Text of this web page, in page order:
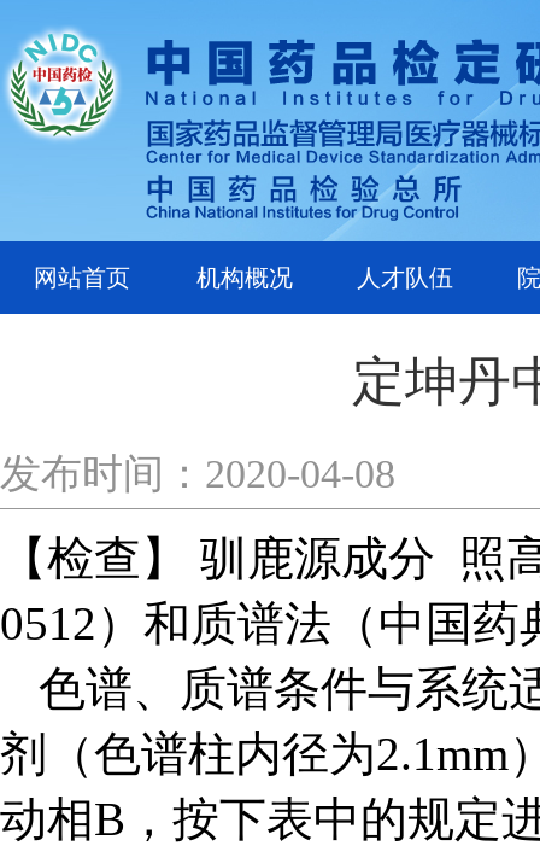
网站首页 机构概况 人才队伍
定坤丹
发布时间：2020-04-08
【检查】 驯鹿源成分 照
0512）和质谱法（中国药
色谱、质谱条件与系统
剂（色谱柱内径为2.1mm
动相B，按下表中的规定